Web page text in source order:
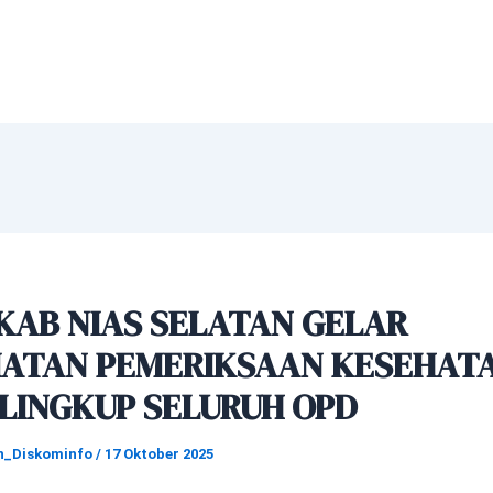
NIAS SELATAN GELAR
PEMERIKSAAN
SELURUH OPD
/ 17 Oktober 2025